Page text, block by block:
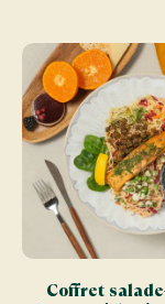
Coffret